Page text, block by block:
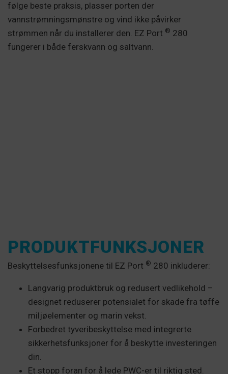
følge beste praksis, plasser porten der
vannstrømningsmønstre og vind ikke påvirker
strømmen når du installerer den. EZ Port ® 280
fungerer i både ferskvann og saltvann.
PRODUKTFUNKSJONER
Beskyttelsesfunksjonene til EZ Port ® 280 inkluderer:
Langvarig produktbruk og redusert vedlikehold –
designet reduserer potensialet for skade fra tøffe
miljøelementer og marin vekst.
Forbedret tyveribeskyttelse med integrerte
sikkerhetsfunksjoner for å beskytte investeringen
din.
Et stopp foran for å lede PWC-er til riktig sted.